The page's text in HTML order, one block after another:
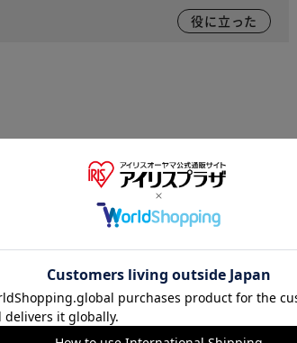
役に立った
※ご確認ください